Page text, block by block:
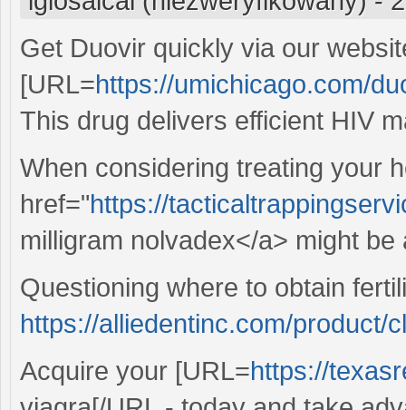
Get Duovir quickly via our
[URL=https://umichicago.com/
This drug delivers efficient HIV
When considering treating your
href="https://
milligram nolvadex</a> might be
Questioning where to obtain
https://alliedentinc.com/product/
Acquire your [URL=https://